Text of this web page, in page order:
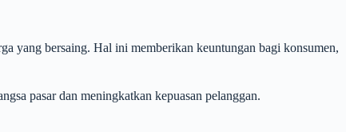
yang bersaing. Hal ini memberikan keuntungan bagi konsumen,
pasar dan meningkatkan kepuasan pelanggan.